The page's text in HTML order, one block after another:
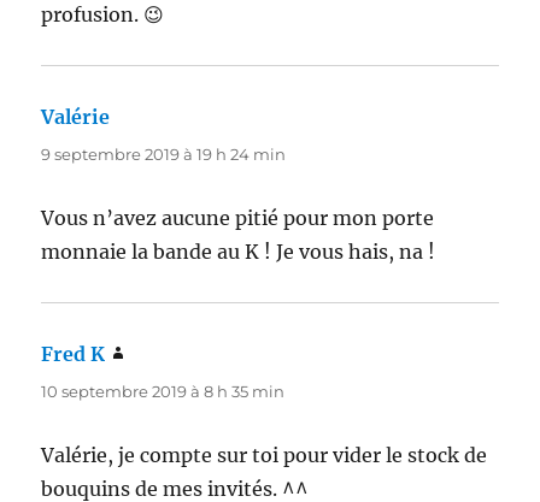
profusion. 😉
Valérie
9 septembre 2019 à 19 h 24 min
Vous n’avez aucune pitié pour mon porte
monnaie la bande au K ! Je vous hais, na !
Fred K
10 septembre 2019 à 8 h 35 min
Valérie, je compte sur toi pour vider le stock de
bouquins de mes invités. ^^